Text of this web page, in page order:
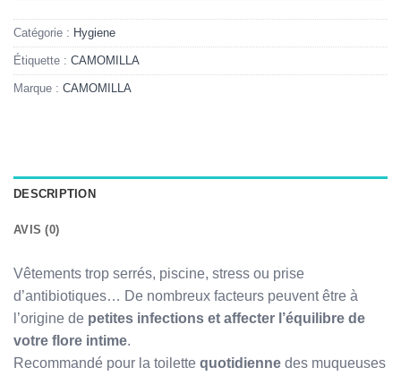
Catégorie : Hygiene
Étiquette : CAMOMILLA
Marque : CAMOMILLA
DESCRIPTION
AVIS (0)
Vêtements trop serrés, piscine, stress ou prise
d’antibiotiques… De nombreux facteurs peuvent être à
l’origine de petites infections et affecter l’équilibre de
votre flore intime.
Recommandé pour la toilette quotidienne des muqueuses